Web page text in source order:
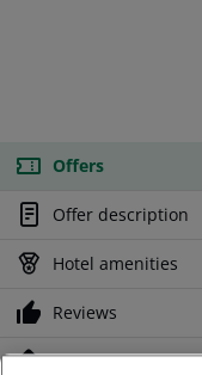
Offers
Offer description
Hotel amenities
Reviews
Location